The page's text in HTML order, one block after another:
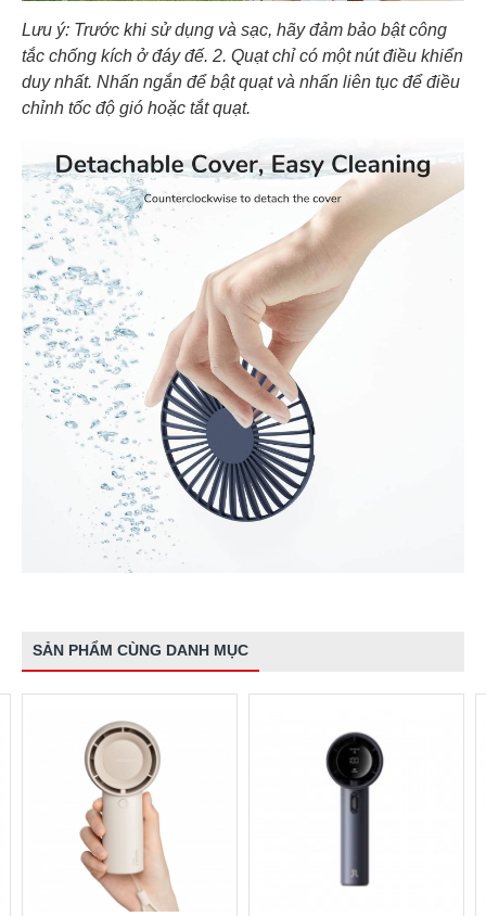
Lưu ý: Trước khi sử dụng và sạc, hãy đảm bảo bật công
tắc chống kích ở đáy đế. 2. Quạt chỉ có một nút điều khiển
duy nhất. Nhấn ngắn để bật quạt và nhấn liên tục để điều
chỉnh tốc độ gió hoặc tắt quạt.
SẢN PHẨM CÙNG DANH MỤC